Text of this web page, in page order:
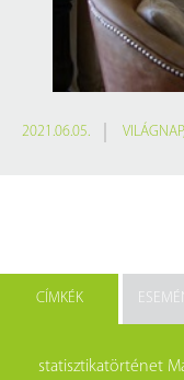
2021.06.05. VILÁGNAP,
CÍMKÉK
statisztikatörténet